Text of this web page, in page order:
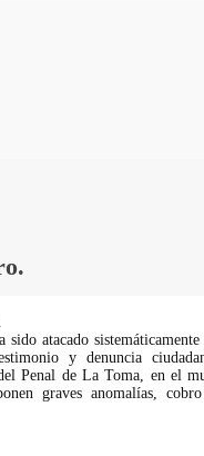
atacado sistemáticamente
y denuncia
Penal de La Toma, en el
graves anomalías,